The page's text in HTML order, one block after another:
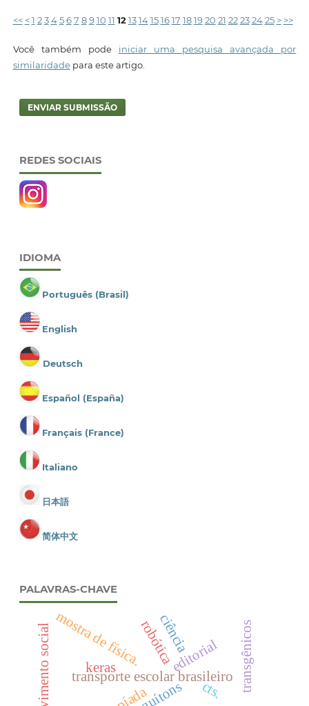
<< < 1 2 3 4 5 6 7 8 9 10 11 12 13 14 15 16 17 18 19 20 21 22 23 24 25 > >>
Você também pode iniciar uma pesquisa avançada por
similaridadepara este artigo.
ENVIAR SUBMISSÃO
REDES SOCIAIS
IDIOMA
Português (Brasil)
English
Deutsch
Español (España)
Français (France)
Italiano
日本語
简体中文
PALAVRAS-CHAVE
editorial
transporte escolar brasileiro
quítons
robótica
keras
mostra de física. transgênicos
cts.
ciência